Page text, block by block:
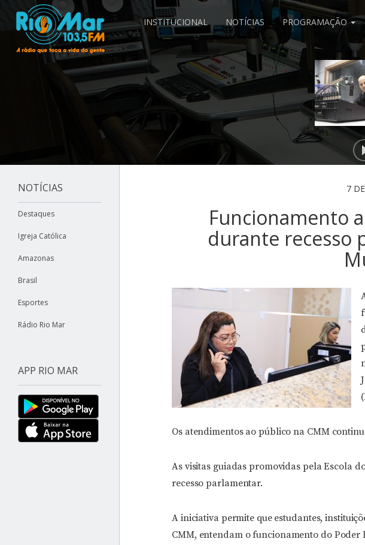
INSTITUCIONAL NOTÍCIAS PROGRAMAÇÃO
NOTÍCIAS
Destaques
Igreja Católica
Amazonas
Brasil
Esportes
Rádio Rio Mar
APP RIO MAR
7
Funcionamento
durante recesso
Os atendimentos ao público na CMM
As visitas guiadas promovidas pela Escola
recesso parlamentar.
A iniciativa permite que estudantes,
CMM, entendam o funcionamento do